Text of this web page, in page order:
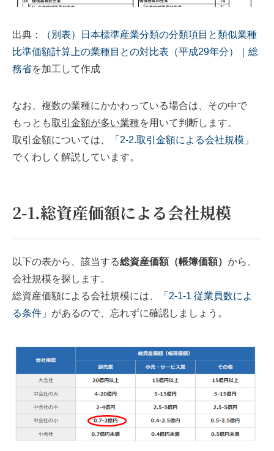
出典：
（別表）日本標準産業分類の分類項目と類似業種
比準価額計算上の業種目との対比表（平成29年分）｜総
務省を加工して作成
なお、複数の業種にかかわっている場合は、その中で
もっとも取引金額が多い業種を用いて判断します。
取引金額については、
「2-2.取引金額による会社規模」
でくわしく解説しています。
2-1.総資産価額による会社規模
以下の表から、該当する総資産価額（帳簿価額） から、
会社規模を探します。
総資産価額による会社規模には、
「2-1-1 従業員数によ
る条件」 があるので、忘れずに確認しましょう。